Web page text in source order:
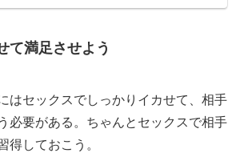
て満足させよう
はセックスでしっかりイカせて、相手
必要がある。ちゃんとセックスで相手
得しておこう。